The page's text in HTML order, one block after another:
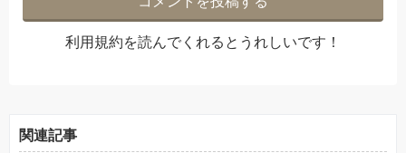
利用規約を読んでくれるとうれしいです！
関連記事